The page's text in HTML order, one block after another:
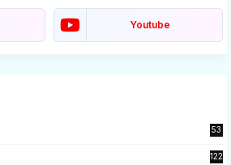
Youtube
53
122